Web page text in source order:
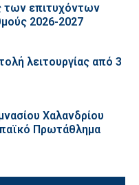
των επιτυχόντων
2026-2027
λειτουργίας από 3
Χαλανδρίου
Πρωτάθλημα